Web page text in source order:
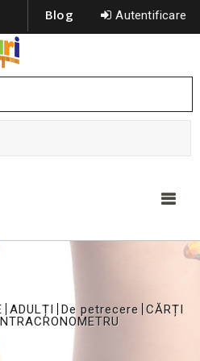
Autentificare
Blog
ADULȚI
De petrecere CĂRȚI